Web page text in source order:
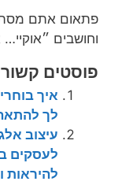
פתאום אתם
וחושבים
פוסטים
איך
לך
עיצוב
לעסקים
להיראות